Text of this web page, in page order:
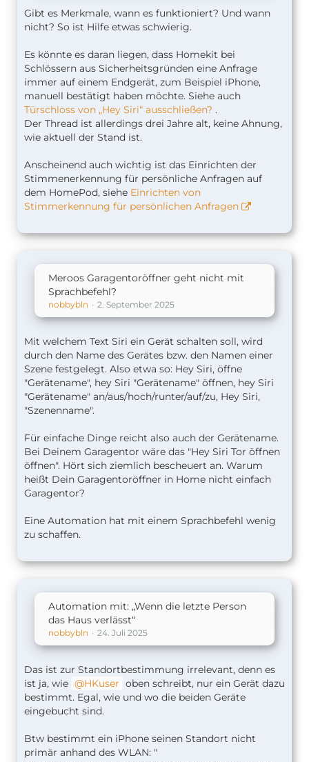
Gibt es Merkmale, wann es funktioniert? Und wann
nicht? So ist Hilfe etwas schwierig.
Es könnte es daran liegen, dass Homekit bei
Schlössern aus Sicherheitsgründen eine Anfrage
immer auf einem Endgerät, zum Beispiel iPhone,
manuell bestätigt haben möchte. Siehe auch
Türschloss von „Hey Siri“ ausschließen? .
Der Thread ist allerdings drei Jahre alt, keine Ahnung,
wie aktuell der Stand ist.
Anscheinend auch wichtig ist das Einrichten der
Stimmenerkennung für persönliche Anfragen auf
dem HomePod, siehe Einrichten von
Stimmerkennung für persönlichen Anfragen
Meroos Garagentoröffner geht nicht mit
Sprachbefehl?
nobbybln 2. September 2025
Mit welchem Text Siri ein Gerät schalten soll, wird
durch den Name des Gerätes bzw. den Namen einer
Szene festgelegt. Also etwa so: Hey Siri, öffne
"Gerätename", hey Siri "Gerätename" öffnen, hey Siri
"Gerätename" an/aus/hoch/runter/auf/zu, Hey Siri,
"Szenenname".
Für einfache Dinge reicht also auch der Gerätename.
Bei Deinem Garagentor wäre das "Hey Siri Tor öffnen
öffnen". Hört sich ziemlich bescheuert an. Warum
heißt Dein Garagentoröffner in Home nicht einfach
Garagentor?
Eine Automation hat mit einem Sprachbefehl wenig
zu schaffen.
Automation mit: „Wenn die letzte Person
das Haus verlässt“
nobbybln 24. Juli 2025
Das ist zur Standortbestimmung irrelevant, denn es
ist ja, wie
HKuser oben schreibt, nur ein Gerät dazu
bestimmt. Egal, wie und wo die beiden Geräte
eingebucht sind.
Btw bestimmt ein iPhone seinen Standort nicht
primär anhand des WLAN: "